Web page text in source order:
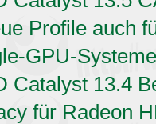
Profile auch
GPU-Systeme
Catalyst 13.4
für Radeon